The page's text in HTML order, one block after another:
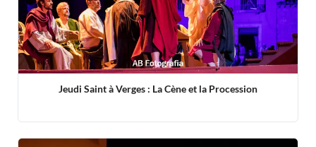
Jeudi Saint à Verges : La Cène et la Procession